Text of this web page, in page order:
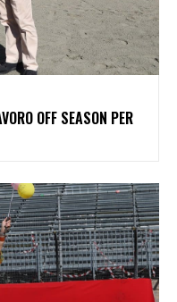
OFF SEASON PER